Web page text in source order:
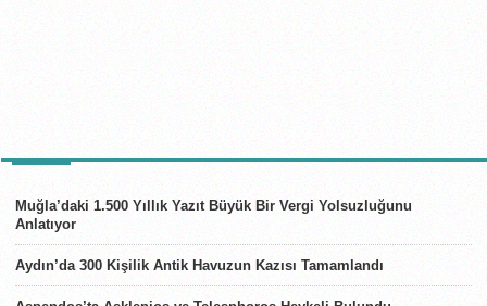
Muğla’daki 1.500 Yıllık Yazıt Büyük Bir Vergi Yolsuzluğunu
Anlatıyor
Aydın’da 300 Kişilik Antik Havuzun Kazısı Tamamlandı